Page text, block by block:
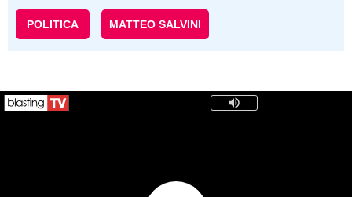
POLITICA MATTEO SALVINI